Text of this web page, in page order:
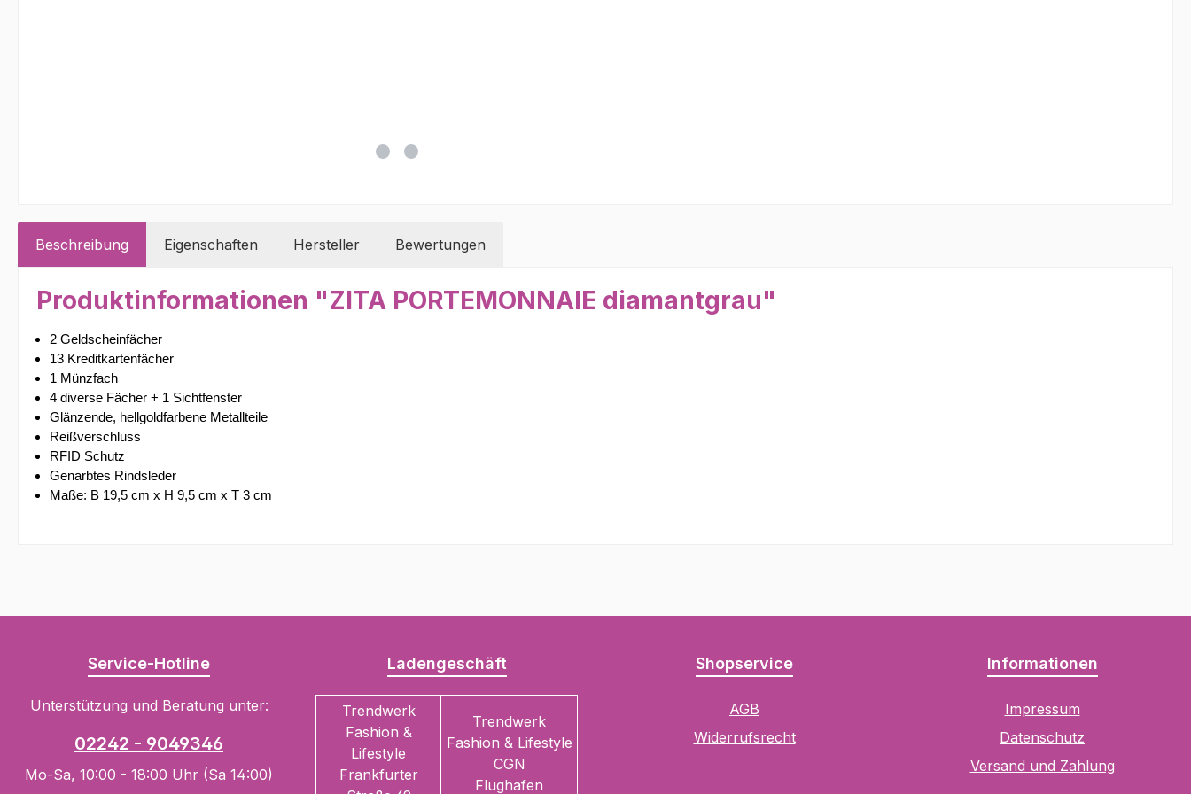
Beschreibung Eigenschaften Hersteller Bewertungen
Produktinformationen "ZITA PORTEMONNAIE diamantgrau"
2 Geldscheinfächer
13 Kreditkartenfächer
1 Münzfach
4 diverse Fächer + 1 Sichtfenster
Glänzende, hellgoldfarbene Metallteile
Reißverschluss
RFID Schutz
Genarbtes Rindsleder
Maße: B 19,5 cm x H 9,5 cm x T 3 cm
Service-Hotline
Unterstützung und Beratung unter:
02242 - 9049346
Mo-Sa, 10:00 - 18:00 Uhr (Sa 14:00)
Ladengeschäft
Trendwerk
Fashion &
Lifestyle
Frankfurter
Trendwerk
Fashion & Lifestyle
CGN
Flughafen
Shopservice
AGB
Widerrufsrecht
Informationen
Impressum
Datenschutz
Versand und Zahlung